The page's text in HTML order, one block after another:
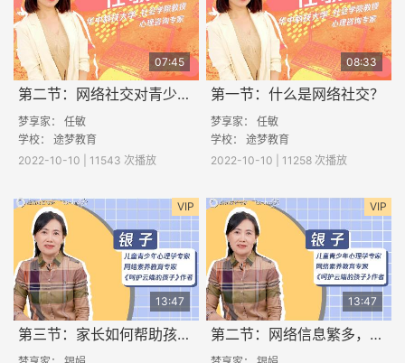
07:45
第二节：网络社交对青少年有什么影响？
梦享家： 任敏
学校： 途梦教育
2022-10-10 | 11543 次播放
08:33
第一节：什么是网络社交？
梦享家： 任敏
学校： 途梦教育
2022-10-10 | 11258 次播放
VIP
13:47
第三节：家长如何帮助孩子科学上网？
VIP
13:47
第二节：网络信息繁多，如何帮助孩子健康用网？